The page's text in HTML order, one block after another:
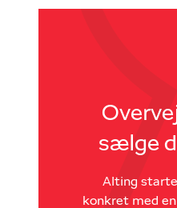
sælge
Alting
konkret med